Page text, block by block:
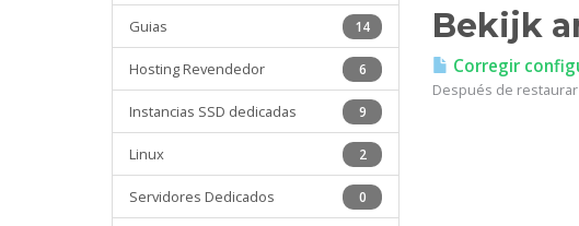
14
Guias
6
Hosting Revendedor
9
Instancias SSD dedicadas
2
Linux
0
Servidores Dedicados
Bekijk
Corregir
Después de